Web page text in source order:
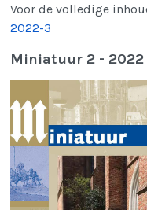
Voor de volledige
2022-3
Miniatuur 2 - 2022